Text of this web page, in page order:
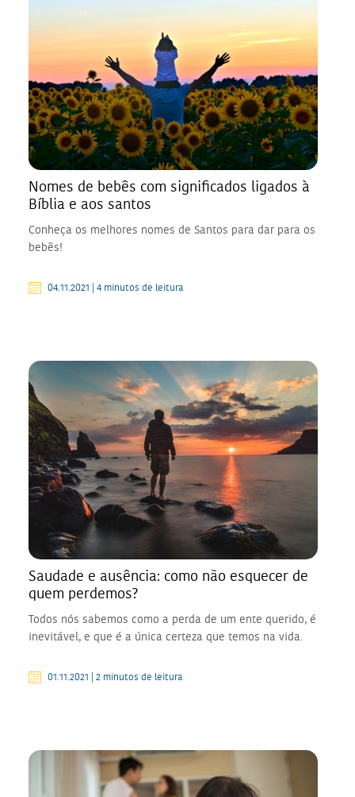
Nomes de bebês com significados ligados à
Bíblia e aos santos
Conheça os melhores nomes de Santos para dar para os
bebês!
04.11.2021 | 4 minutos de leitura
Saudade e ausência: como não esquecer de
quem perdemos?
Todos nós sabemos como a perda de um ente querido, é
inevitável, e que é a única certeza que temos na vida.
01.11.2021 | 2 minutos de leitura